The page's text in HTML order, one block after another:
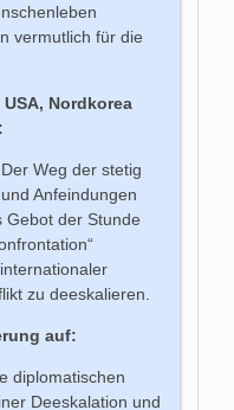
vermutlich für die
Nordkorea
Weg der stetig
Anfeindungen
Gebot der Stunde
zu deeskalieren.
auf:
diplomatischen
Deeskalation und